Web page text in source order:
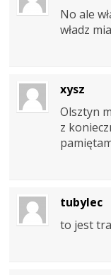
No ale
władz
xysz
Olsztyn
z
tubylec
to jest